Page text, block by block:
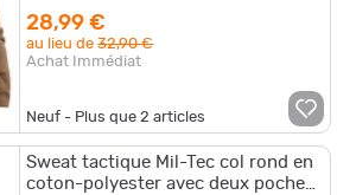
28,99 €
au lieu de32,90 €
Achat Immédiat
Neuf - Plus que2 articles
Sweat tactique Mil-Tec col rond en
coton-polyester avec deux poches